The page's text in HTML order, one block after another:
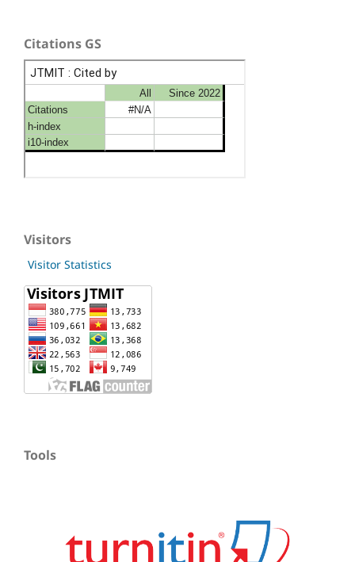
Citations GS
Visitors
Visitor Statistics
Tools